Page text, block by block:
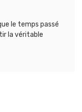
le temps passé
la véritable